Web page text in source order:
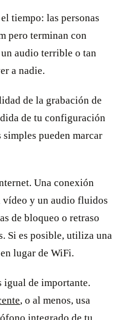
tiempo: las personas
pero terminan con
audio terrible o tan
a nadie.
de la grabación de
de tu configuración
pueden marcar
Una conexión
vídeo y un audio fluidos
de bloqueo o retraso
Si es posible, utiliza una
lugar de WiFi.
igual de importante.
, o al menos, usa
integrado de tu